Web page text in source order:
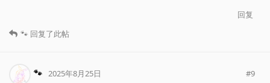
回复
🐾 回复了此帖
🐾 2025年8月25日 #9